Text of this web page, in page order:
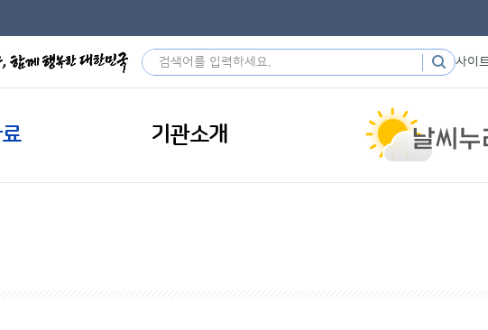
사이
기관소개